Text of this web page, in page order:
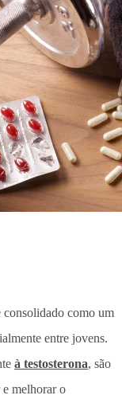
consolidado como um
entre jovens.
à testosterona, são
e melhorar o